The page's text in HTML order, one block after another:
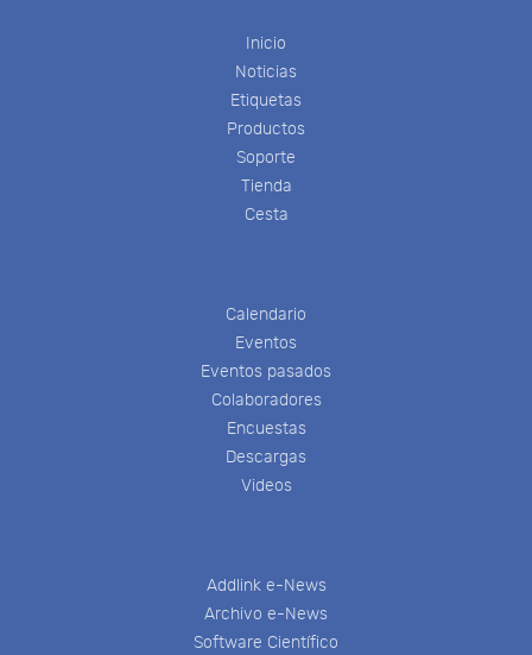
Inicio
Noticias
Etiquetas
Productos
Soporte
Tienda
Cesta
Calendario
Eventos
Eventos pasados
Colaboradores
Encuestas
Descargas
Videos
Addlink e-News
Archivo e-News
Software Científico